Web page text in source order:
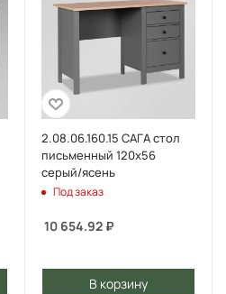
2.08.06.160.15 САГА стол
письменный 120х56
серый/ясень
Под заказ
10 654.92 ₽
В корзину